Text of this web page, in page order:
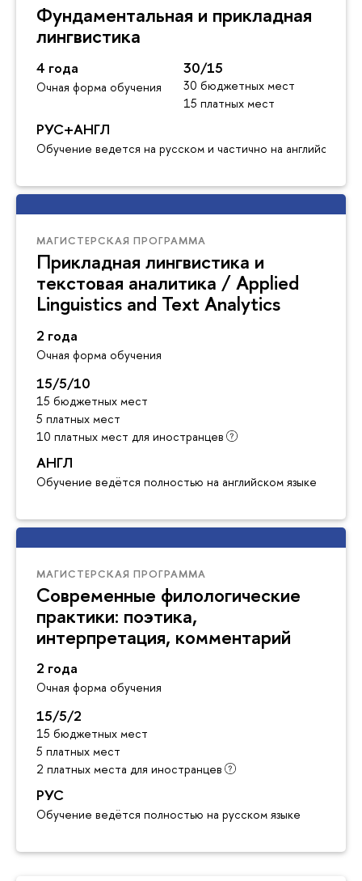
Фундаментальная и прикладная
лингвистика
4 года
Очная форма обучения
30/15
30 бюджетных мест
15 платных мест
РУС+АНГЛ
Обучение ведется на русском и частично на английском
МАГИСТЕРСКАЯ ПРОГРАММА
Прикладная лингвистика и
текстовая аналитика / Applied
Linguistics and Text Analytics
2 года
Очная форма обучения
15/5/10
15 бюджетных мест
5 платных мест
10 платных мест для иностранцев
АНГЛ
Обучение ведётся полностью на английском языке
МАГИСТЕРСКАЯ ПРОГРАММА
Современные филологические
практики: поэтика,
интерпретация, комментарий
2 года
Очная форма обучения
15/5/2
15 бюджетных мест
5 платных мест
2 платных места для иностранцев
РУС
Обучение ведётся полностью на русском языке